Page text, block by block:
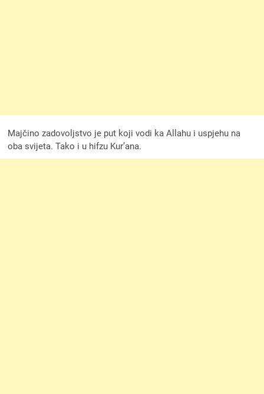
Majčino zadovoljstvo je put koji vodi ka Allahu i uspjehu na
oba svijeta. Tako i u hifzu Kur’ana.